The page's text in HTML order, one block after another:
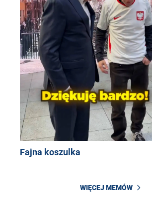
Fajna koszulka
WIĘCEJ MEMÓW